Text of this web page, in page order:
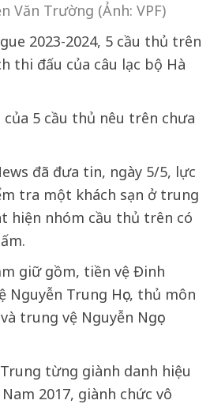
Văn Trường (Ảnh: VPF)
2023-2024, 5 cầu thủ trên
thi đấu của câu lạc bộ Hà
của 5 cầu thủ nêu trên chưa
đã đưa tin, ngày 5/5, lực
tra một khách sạn ở trung
hiện nhóm cầu thủ trên có
giữ gồm, tiền vệ Đinh
Nguyễn Trung Học, thủ môn
trung vệ Nguyễn Ngọc
từng giành danh hiệu
2017, giành chức vô